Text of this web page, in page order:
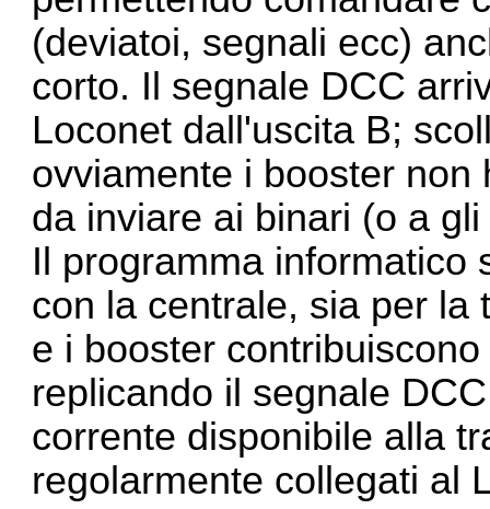
(deviatoi, segnali ecc)
corto. Il segnale DCC
Loconet dall'uscita B;
ovviamente i booster
da inviare ai binari (o a
Il programma informatico
con la centrale, sia per la
e i booster
replicando il segnale
corrente disponibile alla
regolarmente collegati al